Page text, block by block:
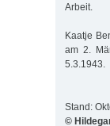
Arbeit.
Kaatje
am 2.
5.3.1943.
Stand:
©